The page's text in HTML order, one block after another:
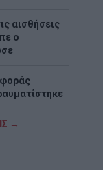
αισθήσεις
ο
→